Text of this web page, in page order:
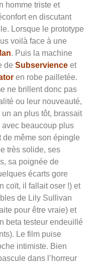
homme triste et
en discutant
Lorsque le prototype
voilà face à une
. Puis la machine
de Subservience et
en robe pailletée.
ne brillent donc pas
ou leur nouveauté,
un an plus tôt, brassait
beaucoup plus
de même son épingle
très solide, ses
sa poignée de
écarts gore
coït, il fallait oser !) et
de Lily Sullivan
pour être vraie) et
beta testeur endeuillé
Le film puise
intimiste. Bien
dans l’horreur